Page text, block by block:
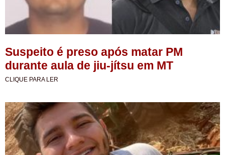
Suspeito é preso após matar PM
durante aula de jiu-jítsu em MT
CLIQUE PARA LER